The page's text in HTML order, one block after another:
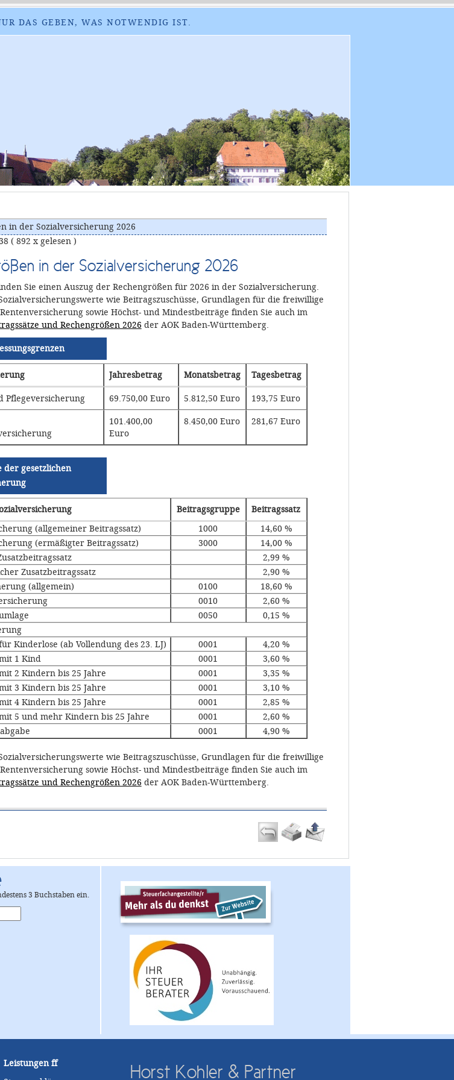
DAS GEBEN, WAS NOTWENDIG IST.
in der Sozialversicherung 2026
( 892 x gelesen )
in der Sozialversicherung 2026
Sie einen Auszug der Rechengrößen für 2026 in der Sozialversicherung.
wie Beitragszuschüsse, Grundlagen für die freiwillige
sowie Höchst- und Mindestbeiträge finden Sie auch im
und Rechengrößen 2026 der AOK Baden-Württemberg.
Jahresbetrag Monatsbetrag Tagesbetrag
Pflegeversicherung 69.750,00 Euro 5.812,50 Euro 193,75 Euro
101.400,00
Euro
8.450,00 Euro 281,67 Euro
der gesetzlichen
Beitragsgruppe
Beitragssatz
(allgemeiner Beitragssatz)
1000
14,60 %
(ermäßigter Beitragssatz)
3000
14,00 %
2,99 %
Zusatzbeitragssatz
2,90 %
(allgemein)
0100
18,60 %
0010
2,60 %
0050
0,15 %
Kinderlose (ab Vollendung des 23. LJ)
0001
4,20 %
1 Kind
0001
3,60 %
2 Kindern bis 25 Jahre
0001
3,35 %
3 Kindern bis 25 Jahre
0001
3,10 %
4 Kindern bis 25 Jahre
0001
2,85 %
5 und mehr Kindern bis 25 Jahre
0001
2,60 %
0001 4,90 %
wie Beitragszuschüsse, Grundlagen für die freiwillige
sowie Höchst- und Mindestbeiträge finden Sie auch im
und Rechengrößen 2026 der AOK Baden-Württemberg.
3 Buchstaben ein.
Leistungenff
Horst Kohler & Partner